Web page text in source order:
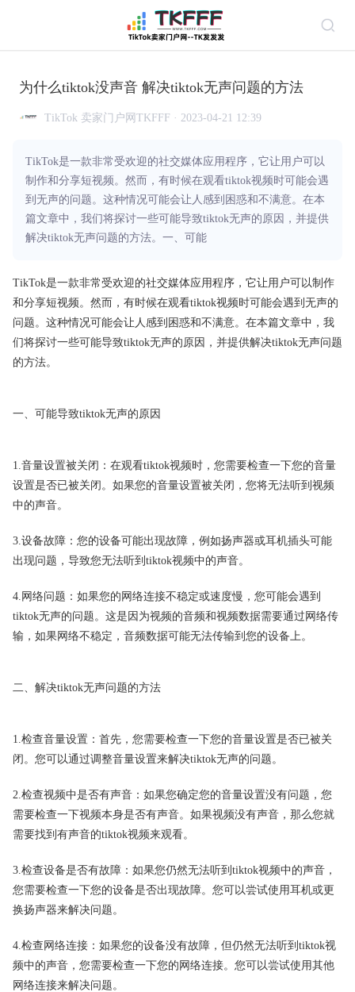
为什么tiktok没声音 解决tiktok无声问题的方法
TikTok 卖家门户网TKFFF · 2023-04-21 12:39
TikTok是一款非常受欢迎的社交媒体应用程序，它让用户可以
制作和分享短视频。然而，有时候在观看tiktok视频时可能会遇
到无声的问题。这种情况可能会让人感到困惑和不满意。在本
篇文章中，我们将探讨一些可能导致tiktok无声的原因，并提供
解决tiktok无声问题的方法。一、可能
TikTok是一款非常受欢迎的社交媒体应用程序，它让用户可以制作
和分享短视频。然而，有时候在观看tiktok视频时可能会遇到无声的
问题。这种情况可能会让人感到困惑和不满意。在本篇文章中，我
们将探讨一些可能导致tiktok无声的原因，并提供解决tiktok无声问题
的方法。
一、可能导致tiktok无声的原因
1.音量设置被关闭：在观看tiktok视频时，您需要检查一下您的音量
设置是否已被关闭。如果您的音量设置被关闭，您将无法听到视频
中的声音。
3.设备故障：您的设备可能出现故障，例如扬声器或耳机插头可能
出现问题，导致您无法听到tiktok视频中的声音。
4.网络问题：如果您的网络连接不稳定或速度慢，您可能会遇到
tiktok无声的问题。这是因为视频的音频和视频数据需要通过网络传
输，如果网络不稳定，音频数据可能无法传输到您的设备上。
二、解决tiktok无声问题的方法
1.检查音量设置：首先，您需要检查一下您的音量设置是否已被关
闭。您可以通过调整音量设置来解决tiktok无声的问题。
2.检查视频中是否有声音：如果您确定您的音量设置没有问题，您
需要检查一下视频本身是否有声音。如果视频没有声音，那么您就
需要找到有声音的tiktok视频来观看。
3.检查设备是否有故障：如果您仍然无法听到tiktok视频中的声音，
您需要检查一下您的设备是否出现故障。您可以尝试使用耳机或更
换扬声器来解决问题。
4.检查网络连接：如果您的设备没有故障，但仍然无法听到tiktok视
频中的声音，您需要检查一下您的网络连接。您可以尝试使用其他
网络连接来解决问题。